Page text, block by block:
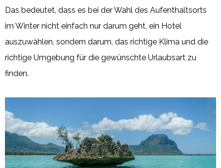
Das bedeutet, dass es bei der Wahl des Aufenthaltsorts
im Winter nicht einfach nur darum geht, ein Hotel
auszuwählen, sondern darum, das richtige Klima und die
richtige Umgebung für die gewünschte Urlaubsart zu
finden.